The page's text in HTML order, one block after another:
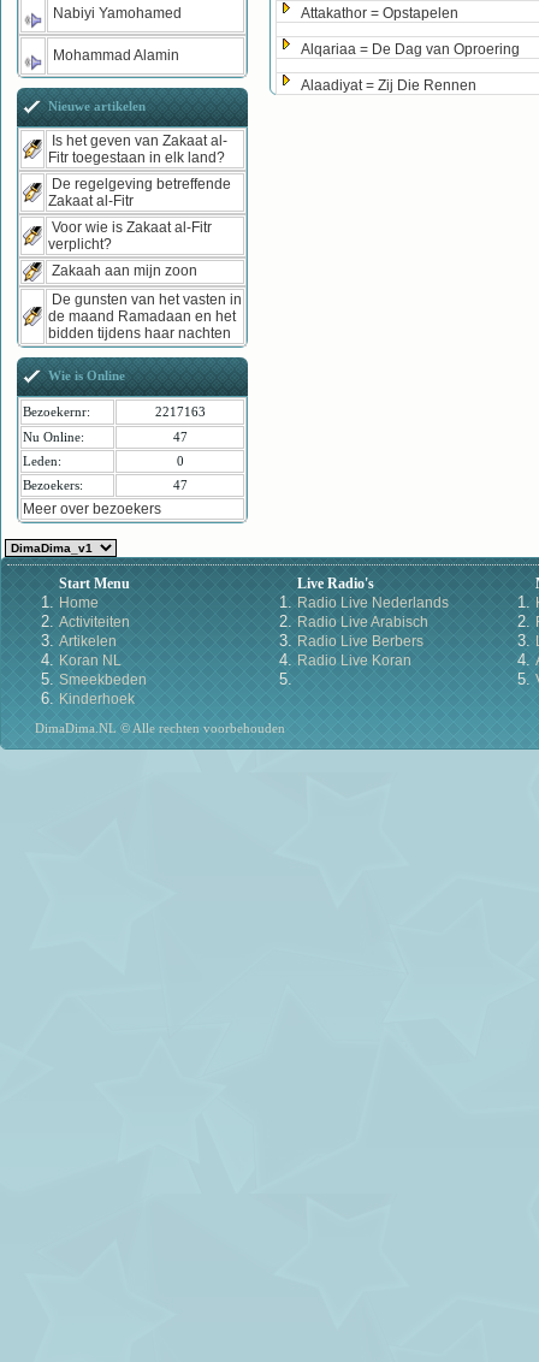
Attakathor = Opstapelen
Alqariaa = De Dag van Oproering
Alaadiyat = Zij Die Rennen
Nabiyi Yamohamed
Mohammad Alamin
Nieuwe artikelen
Is het geven van Zakaat al-
Fitr toegestaan in elk land?
De regelgeving betreffende
Zakaat al-Fitr
Voor wie is Zakaat al-Fitr
verplicht?
Zakaah aan mijn zoon
De gunsten van het vasten in
de maand Ramadaan en het
bidden tijdens haar nachten
Wie is Online
Bezoekernr:
2217163
Nu Online:
47
Leden:
0
Bezoekers:
47
Meer over bezoekers
Start Menu
Home
Activiteiten
Artikelen
Koran NL
Smeekbeden
Kinderhoek
Live Radio's
Radio Live Nederlands
Radio Live Arabisch
Radio Live Berbers
Radio Live Koran
DimaDima.NL © Alle rechten voorbehouden